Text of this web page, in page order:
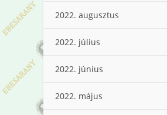
2022. augusztus
2022. július
2022. június
2022. május